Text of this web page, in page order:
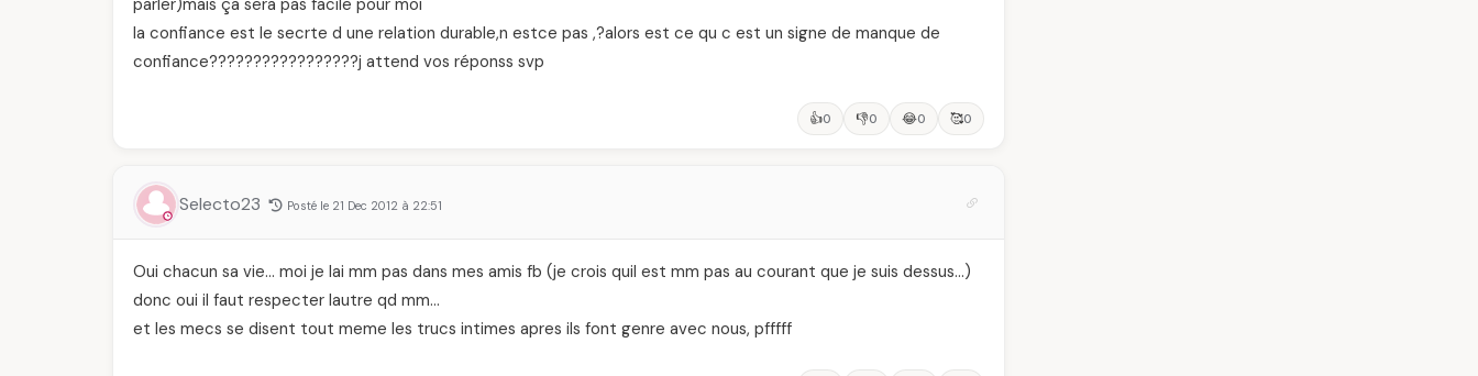
parler)mais ça sera pas facile pour moi
la confiance est le secrte d une relation durable,n estce pas ,?alors est ce qu c est un signe de manque de
confiance?????????????????j attend vos réponss svp
👍0 👎0 😂0 🥰0
Selecto23 Posté le 21 Dec 2012 à 22:51
Oui chacun sa vie… moi je lai mm pas dans mes amis fb (je crois quil est mm pas au courant que je suis dessus…)
donc oui il faut respecter lautre qd mm…
et les mecs se disent tout meme les trucs intimes apres ils font genre avec nous, pfffff